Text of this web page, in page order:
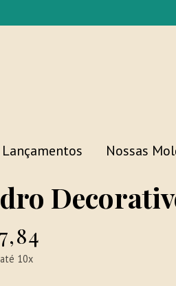
Lançamentos Nossas
10x